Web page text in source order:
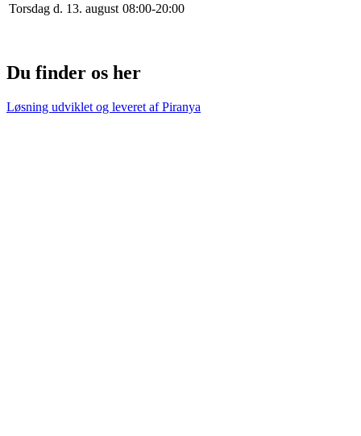
Torsdag d. 13. august 08:00-20:00
Du finder os her
Løsning udviklet og leveret afPiranya